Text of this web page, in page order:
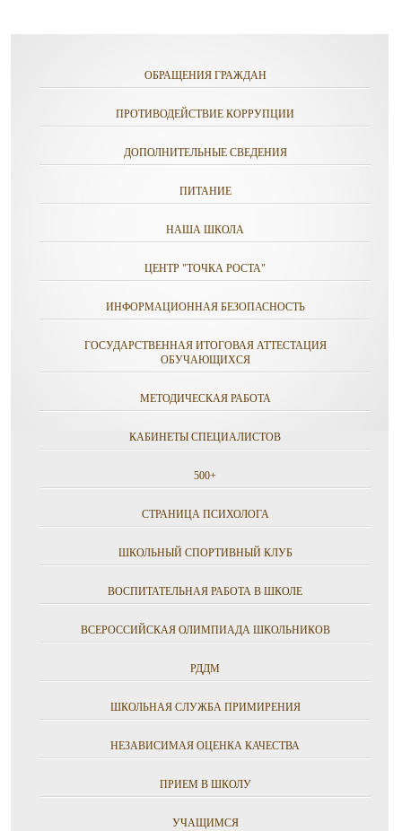
ОБРАЩЕНИЯ ГРАЖДАН
ПРОТИВОДЕЙСТВИЕ КОРРУПЦИИ
ДОПОЛНИТЕЛЬНЫЕ СВЕДЕНИЯ
ПИТАНИЕ
НАША ШКОЛА
ЦЕНТР "ТОЧКА РОСТА"
ИНФОРМАЦИОННАЯ БЕЗОПАСНОСТЬ
ГОСУДАРСТВЕННАЯ ИТОГОВАЯ АТТЕСТАЦИЯ
ОБУЧАЮЩИХСЯ
МЕТОДИЧЕСКАЯ РАБОТА
КАБИНЕТЫ СПЕЦИАЛИСТОВ
500+
СТРАНИЦА ПСИХОЛОГА
ШКОЛЬНЫЙ СПОРТИВНЫЙ КЛУБ
ВОСПИТАТЕЛЬНАЯ РАБОТА В ШКОЛЕ
ВСЕРОССИЙСКАЯ ОЛИМПИАДА ШКОЛЬНИКОВ
РДДМ
ШКОЛЬНАЯ СЛУЖБА ПРИМИРЕНИЯ
НЕЗАВИСИМАЯ ОЦЕНКА КАЧЕСТВА
ПРИЕМ В ШКОЛУ
УЧАЩИМСЯ